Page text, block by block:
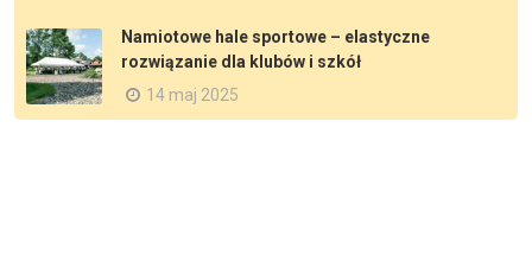
Namiotowe hale sportowe – elastyczne
rozwiązanie dla klubów i szkół
14 maj 2025